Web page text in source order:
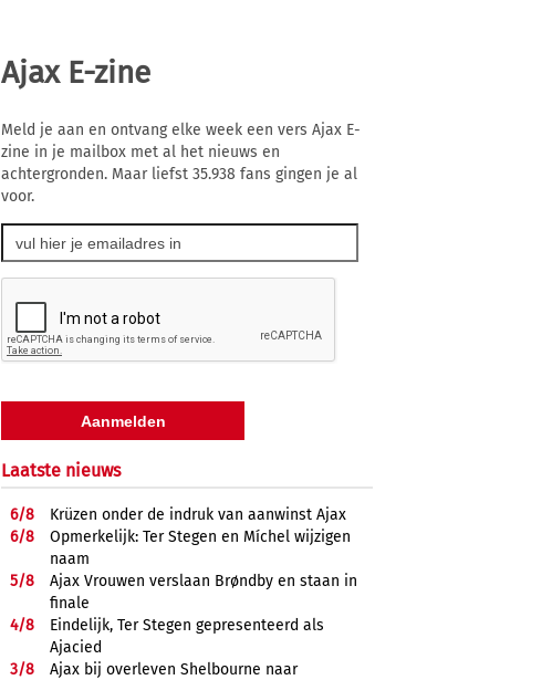
Ajax E-zine
Meld je aan en ontvang elke week een vers Ajax E-
zine in je mailbox met al het nieuws en
achtergronden. Maar liefst 35.938 fans gingen je al
voor.
Laatste nieuws
6/8
Krüzen onder de indruk van aanwinst Ajax
6/8
Opmerkelijk: Ter Stegen en Míchel wijzigen
naam
5/8
Ajax Vrouwen verslaan Brøndby en staan in
finale
4/8
Eindelijk, Ter Stegen gepresenteerd als
Ajacied
3/8
Ajax bij overleven Shelbourne naar